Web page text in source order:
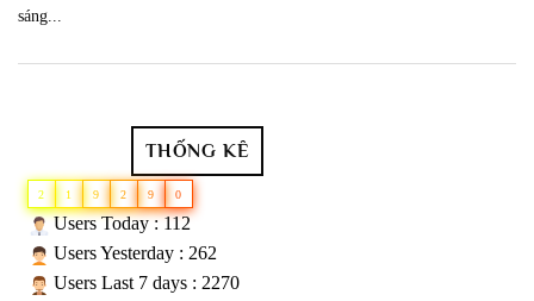
sáng...
THỐNG KÊ
2 1 9 2 9 0
Users Today : 112
Users Yesterday : 262
Users Last 7 days : 2270